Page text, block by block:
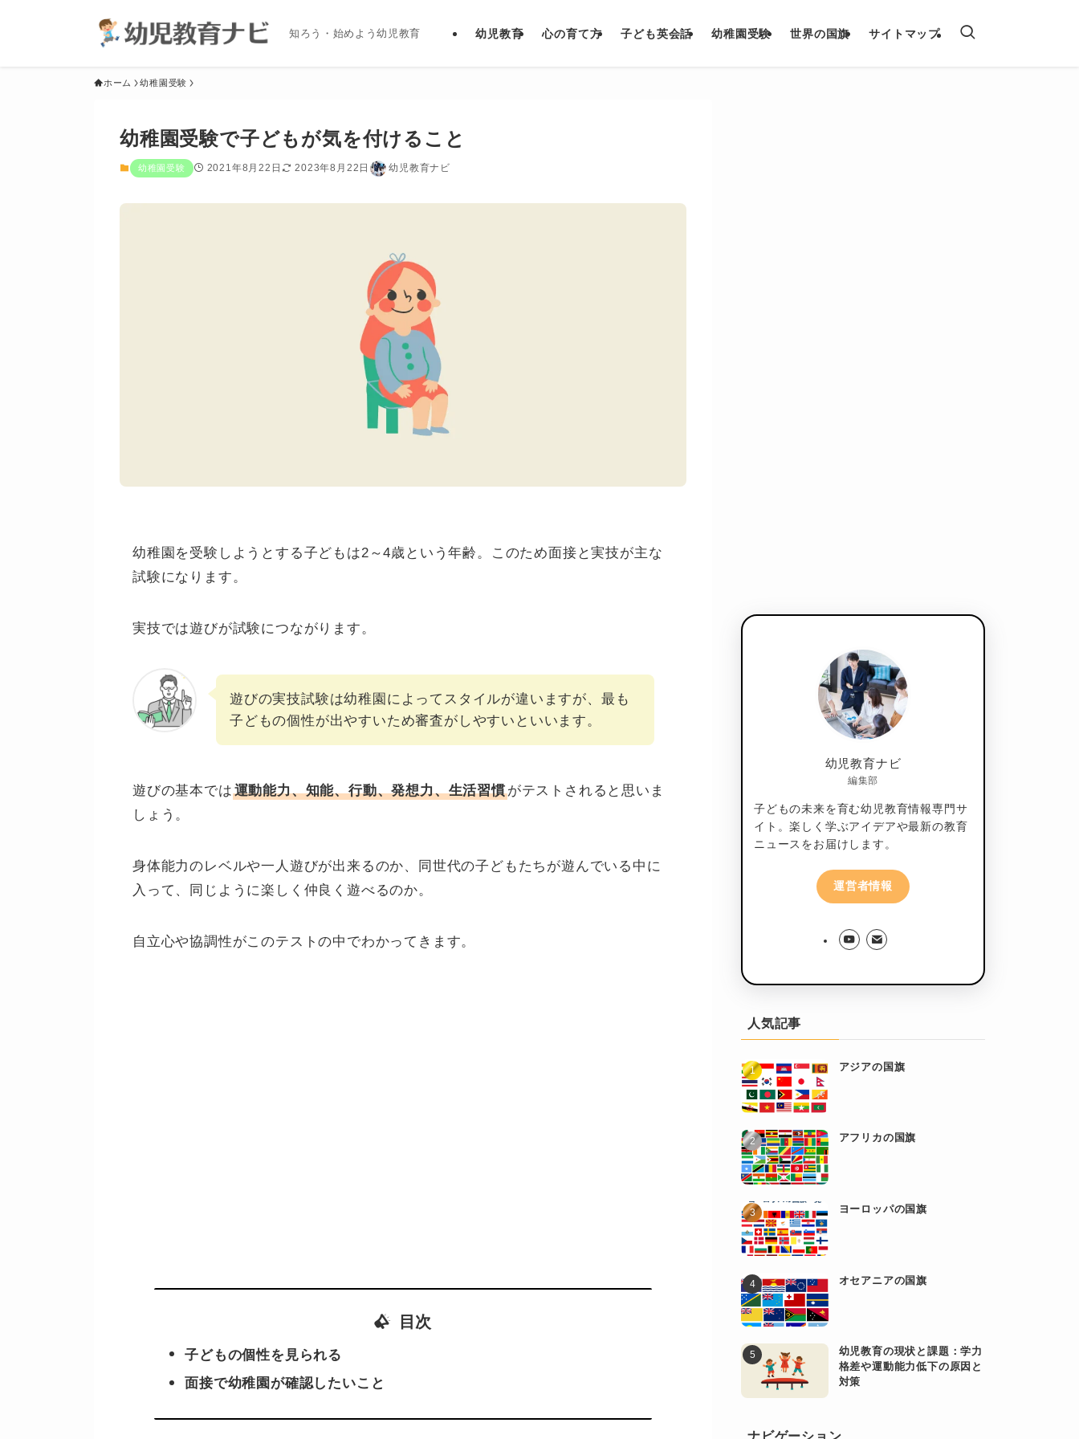
知ろう・始めよう幼児教育 幼児教育 心の育て方 子ども英会話 幼稚園受験 世界の国旗 サイトマップ
ホーム 幼稚園受験
幼稚園受験で子どもが気を付けること
幼稚園受験 2021年8月22日 2023年8月22日 幼児教育ナビ
幼稚園を受験しようとする子どもは2～4歳という年齢。このため面接と実技が主な
試験になります。
実技では遊びが試験につながります。
遊びの実技試験は幼稚園によってスタイルが違いますが、最も
子どもの個性が出やすいため審査がしやすいといいます。
遊びの基本では運動能力、知能、行動、発想力、生活習慣がテストされると思いま
しょう。
身体能力のレベルや一人遊びが出来るのか、同世代の子どもたちが遊んでいる中に
入って、同じように楽しく仲良く遊べるのか。
自立心や協調性がこのテストの中でわかってきます。
目次
子どもの個性を見られる
面接で幼稚園が確認したいこと
幼児教育ナビ
編集部
子どもの未来を育む幼児教育情報専門サ
イト。楽しく学ぶアイデアや最新の教育
ニュースをお届けします。
運営者情報
人気記事
アジアの国旗
アフリカの国旗
ヨーロッパの国旗
オセアニアの国旗
幼児教育の現状と課題：学力
格差や運動能力低下の原因と
対策
ナビゲーション